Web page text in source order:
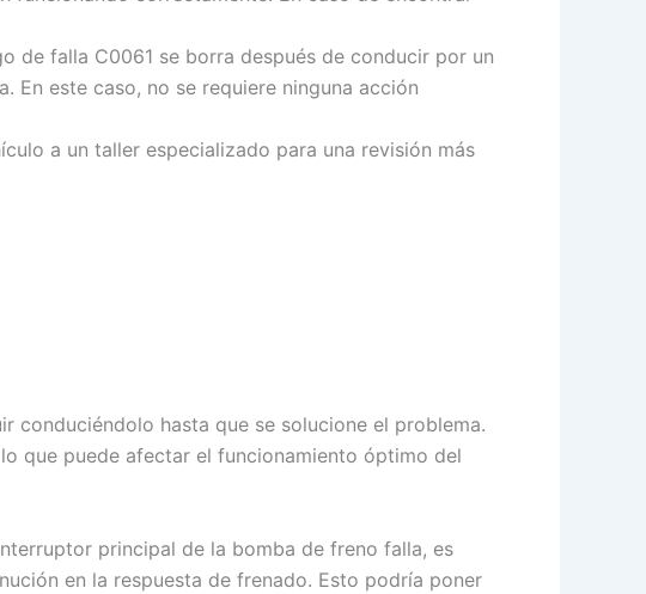
de falla C0061 se borra después de conducir por un
En este caso, no se requiere ninguna acción
a un taller especializado para una revisión más
conduciéndolo hasta que se solucione el problema.
que puede afectar el funcionamiento óptimo del
principal de la bomba de freno falla, es
en la respuesta de frenado. Esto podría poner